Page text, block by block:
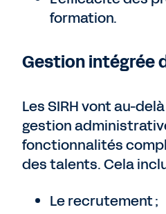
formation.
Gestion intégrée
Les SIRH vont au-
gestion
fonctionnalités
des talents. Cela
Le recrutement ;